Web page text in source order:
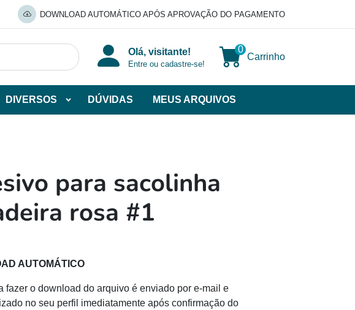
DOWNLOAD AUTOMÁTICO APÓS APROVAÇÃO DO PAGAMENTO
Olá, visitante!
Entre ou cadastre-se!
0
Carrinho
DIVERSOS DÚVIDAS MEUS ARQUIVOS
para sacolinha
rosa #1
AUTOMÁTICO
fazer o download do arquivo é enviado por e-mail e
no seu perfil imediatamente após confirmação do